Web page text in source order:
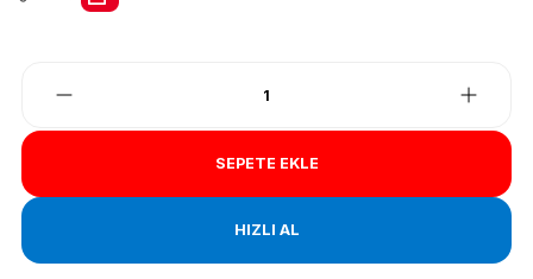
SEPETE EKLE
HIZLI AL